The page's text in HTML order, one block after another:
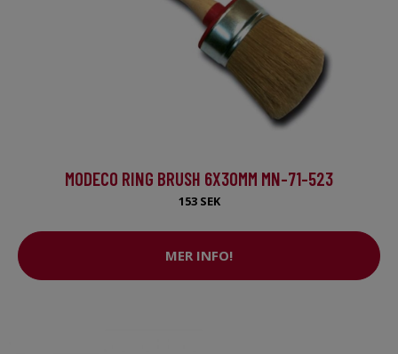
MODECO RING BRUSH 6X30MM MN-71-523
153 SEK
MER INFO!